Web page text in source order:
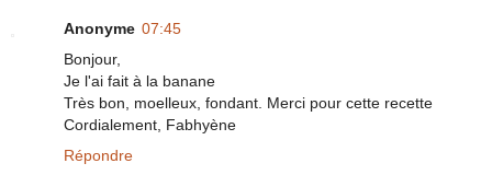
Anonyme 07:45
Bonjour,
Je l'ai fait à la banane
Très bon, moelleux, fondant. Merci pour cette recette
Cordialement, Fabhyène
Répondre